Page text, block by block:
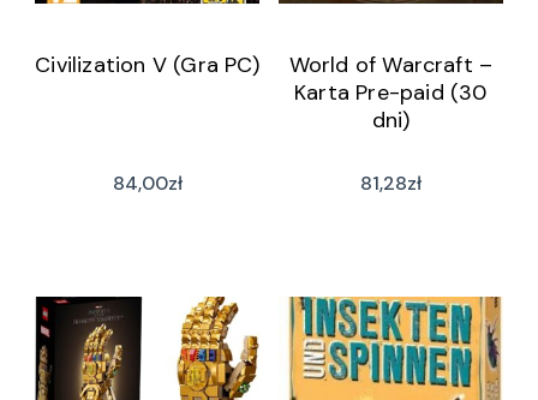
Civilization V (Gra PC)
84,00zł
World of Warcraft –
Karta Pre-paid (30
dni)
81,28zł